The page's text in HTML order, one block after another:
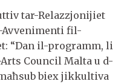
tar-Relazzjonijiet
fil-
“Dan il-programm, li
Council Malta u d-
biex jikkultiva